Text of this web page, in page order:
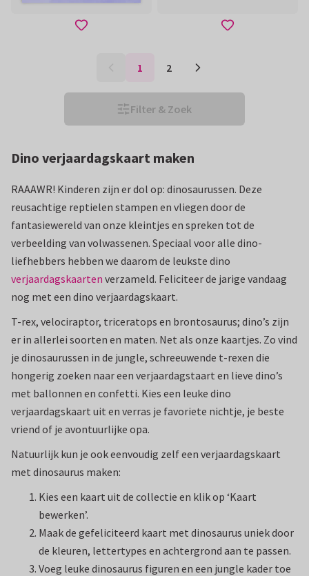
1 2
Filter & Zoek
Dino verjaardagskaart maken
RAAAWR! Kinderen zijn er dol op: dinosaurussen. Deze
reusachtige reptielen stampen en vliegen door de
fantasiewereld van onze kleintjes en spreken tot de
verbeelding van volwassenen. Speciaal voor alle dino-
liefhebbers hebben we daarom de leukste dino
verjaardagskaarten verzameld. Feliciteer de jarige vandaag
nog met een dino verjaardagskaart.
T-rex, velociraptor, triceratops en brontosaurus; dino’s zijn
er in allerlei soorten en maten. Net als onze kaartjes. Zo vind
je dinosaurussen in de jungle, schreeuwende t-rexen die
hongerig zoeken naar een verjaardagstaart en lieve dino’s
met ballonnen en confetti. Kies een leuke dino
verjaardagskaart uit en verras je favoriete nichtje, je beste
vriend of je avontuurlijke opa.
Natuurlijk kun je ook eenvoudig zelf een verjaardagskaart
met dinosaurus maken:
Kies een kaart uit de collectie en klik op ‘Kaart
bewerken’.
Maak de gefeliciteerd kaart met dinosaurus uniek door
de kleuren, lettertypes en achtergrond aan te passen.
Voeg leuke dinosaurus figuren en een jungle kader toe